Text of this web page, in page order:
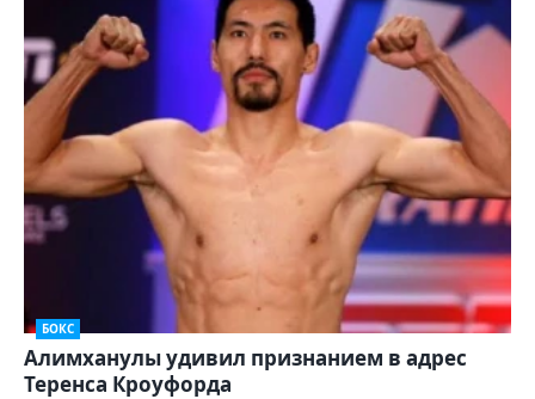
БОКС
Алимханулы удивил признанием в адрес
Теренса Кроуфорда